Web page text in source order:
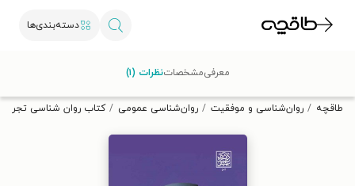
دسته‌بندی‌ها
تخفیف از طاقچه دریافت کن.
طاقچه روان‌شناسی و موفقیت روان‌شناسی عمومی کتاب روان شناسی
معرفیمشخصاتنظرات (۱)